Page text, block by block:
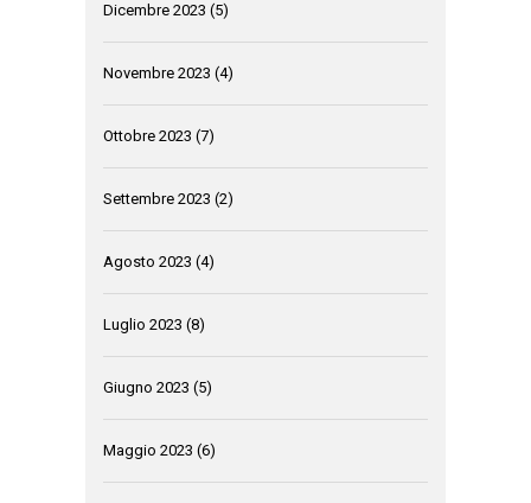
Dicembre 2023 (5)
Novembre 2023 (4)
Ottobre 2023 (7)
Settembre 2023 (2)
Agosto 2023 (4)
Luglio 2023 (8)
Giugno 2023 (5)
Maggio 2023 (6)